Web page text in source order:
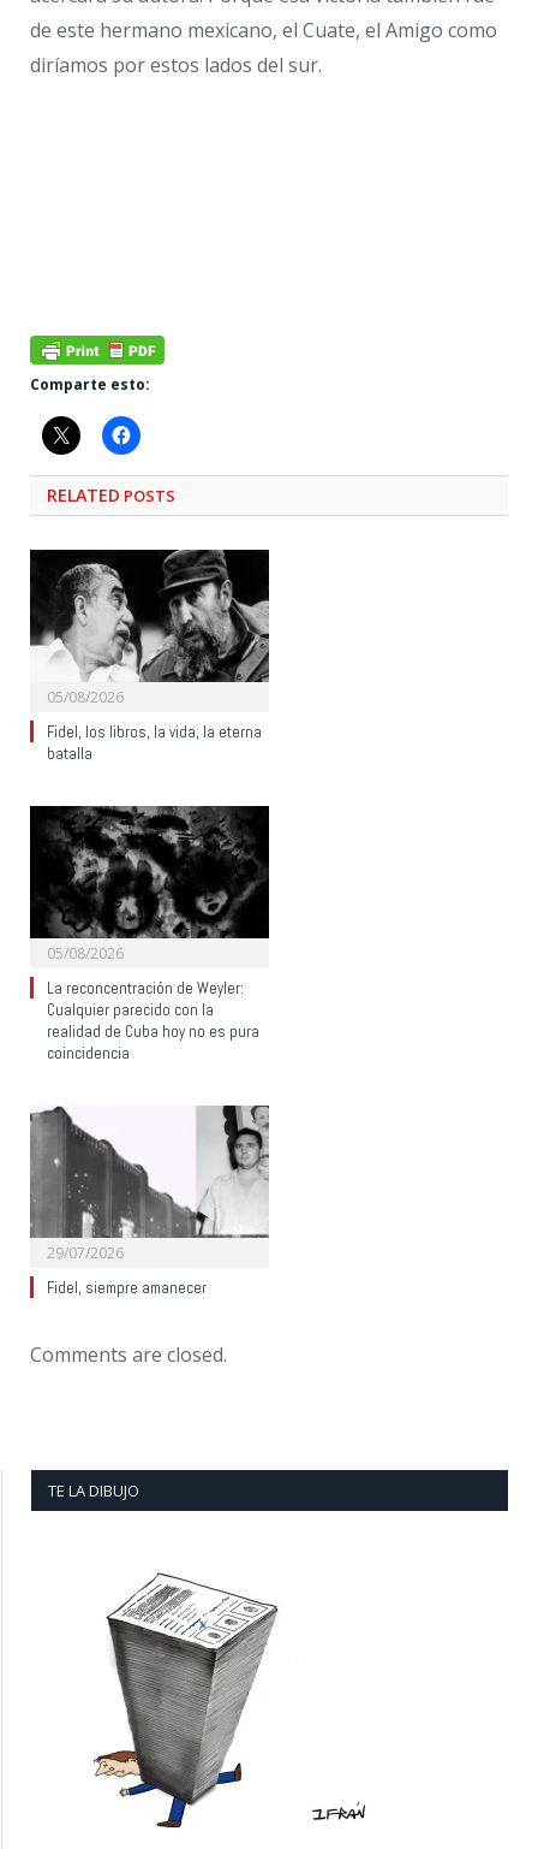
de este hermano mexicano, el Cuate, el Amigo como
diríamos por estos lados del sur.
Comparte esto:
RELATED POSTS
05/08/2026
Fidel, los libros, la vida, la eterna
batalla
05/08/2026
La reconcentración de Weyler:
Cualquier parecido con la
realidad de Cuba hoy no es pura
coincidencia
29/07/2026
Fidel, siempre amanecer
Comments are closed.
TE LA DIBUJO